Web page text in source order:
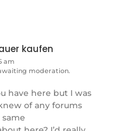
kaufen
am
moderation.
have here but I was
of any forums